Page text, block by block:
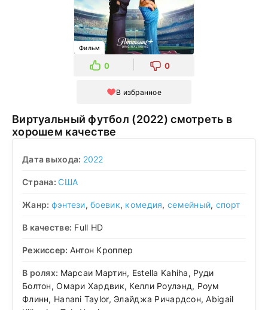
Фильм
0 0
В избранное
Виртуальный футбол (2022) смотреть в
хорошем качестве
Дата выхода: 2022
Страна:США
Жанр: фэнтези,боевик, комедия, семейный, спорт
В качестве: Full HD
Режиссер: Антон Кроппер
В ролях: Марсаи Мартин, Estella Kahiha, Руди
Болтон, Омари Хардвик, Келли Роулэнд, Роум
Флинн, Hanani Taylor, Элайджа Ричардсон, Abigail